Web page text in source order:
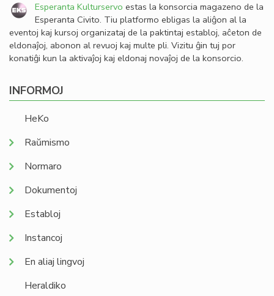
Esperanta Kulturservo estas la konsorcia magazeno de la
Esperanta Civito. Tiu platformo ebligas la aliĝon al la
eventoj kaj kursoj organizataj de la paktintaj establoj, aĉeton de
eldonaĵoj, abonon al revuoj kaj multe pli. Vizitu ĝin tuj por
konatiĝi kun la aktivaĵoj kaj eldonaj novaĵoj de la konsorcio.
INFORMOJ
HeKo
Raŭmismo
Normaro
Dokumentoj
Establoj
Instancoj
En aliaj lingvoj
Heraldiko